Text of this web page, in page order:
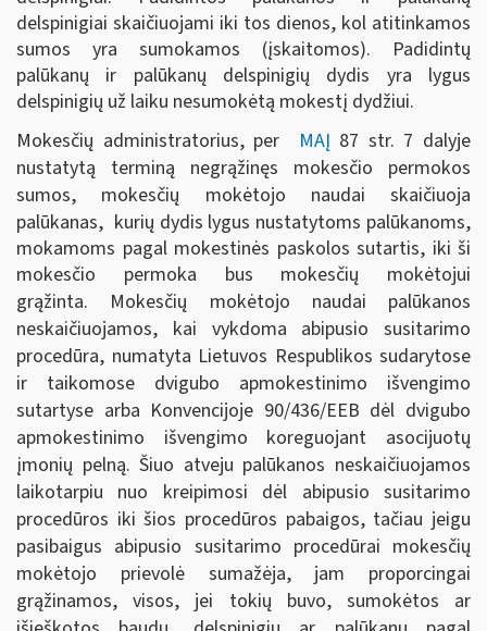
delspinigiai skaičiuojami iki tos dienos, kol atitinkamos
sumos yra sumokamos (įskaitomos). Padidintų
palūkanų ir palūkanų delspinigių dydis yra lygus
delspinigių už laiku nesumokėtą mokestį dydžiui.
Mokesčių administratorius, per MAĮ 87 str. 7 dalyje
nustatytą terminą negrąžinęs mokesčio permokos
sumos, mokesčių mokėtojo naudai skaičiuoja
palūkanas, kurių dydis lygus nustatytoms palūkanoms,
mokamoms pagal mokestinės paskolos sutartis, iki ši
mokesčio permoka bus mokesčių mokėtojui
grąžinta. Mokesčių mokėtojo naudai palūkanos
neskaičiuojamos, kai vykdoma abipusio susitarimo
procedūra, numatyta Lietuvos Respublikos sudarytose
ir taikomose dvigubo apmokestinimo išvengimo
sutartyse arba Konvencijoje 90/436/EEB dėl dvigubo
apmokestinimo išvengimo koreguojant asocijuotų
įmonių pelną. Šiuo atveju palūkanos neskaičiuojamos
laikotarpiu nuo kreipimosi dėl abipusio susitarimo
procedūros iki šios procedūros pabaigos, tačiau jeigu
pasibaigus abipusio susitarimo procedūrai mokesčių
mokėtojo prievolė sumažėja, jam proporcingai
grąžinamos, visos, jei tokių buvo, sumokėtos ar